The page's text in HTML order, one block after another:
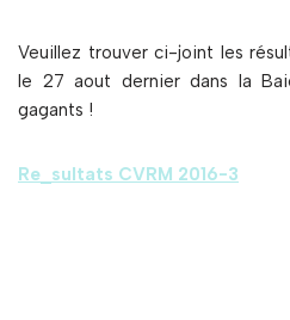
Veuillez trouver ci-joint les
le 27 aout dernier dans la
gagants !
Re_sultats CVRM 2016-3